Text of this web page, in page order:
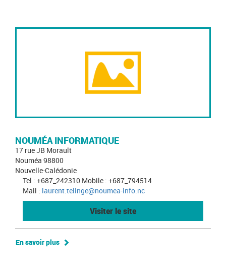
NOUMÉA INFORMATIQUE
17 rue JB Morault
Nouméa 98800
Nouvelle-Calédonie
Tel : +687_242310 Mobile : +687_794514
Mail : laurent.telinge@noumea-info.nc
Visiter le site
En savoir plus